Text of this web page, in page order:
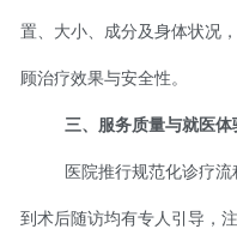
置、大小、成分及身体状况
顾治疗效果与安全性。
三、服务质量与就医体
医院推行规范化诊疗
到术后随访均有专人引导，